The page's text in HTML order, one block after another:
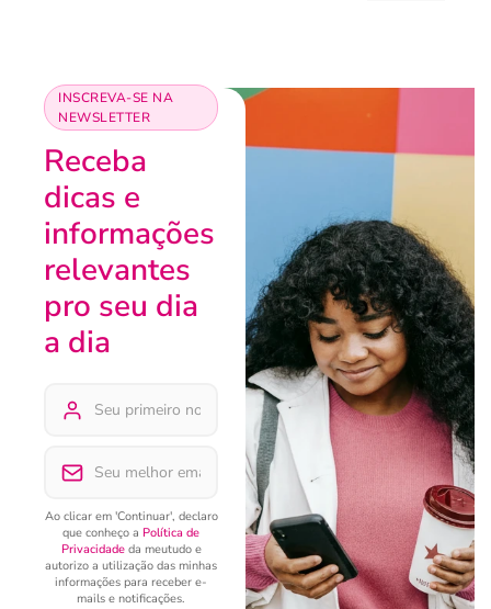
INSCREVA-SE NA
NEWSLETTER
Receba
dicas e
informações
relevantes
pro seu dia
a dia
Ao clicar em 'Continuar', declaro
que conheço a Política de
Privacidadeda meutudo e
autorizo a utilização das minhas
informações para receber e-
mails e notificações.